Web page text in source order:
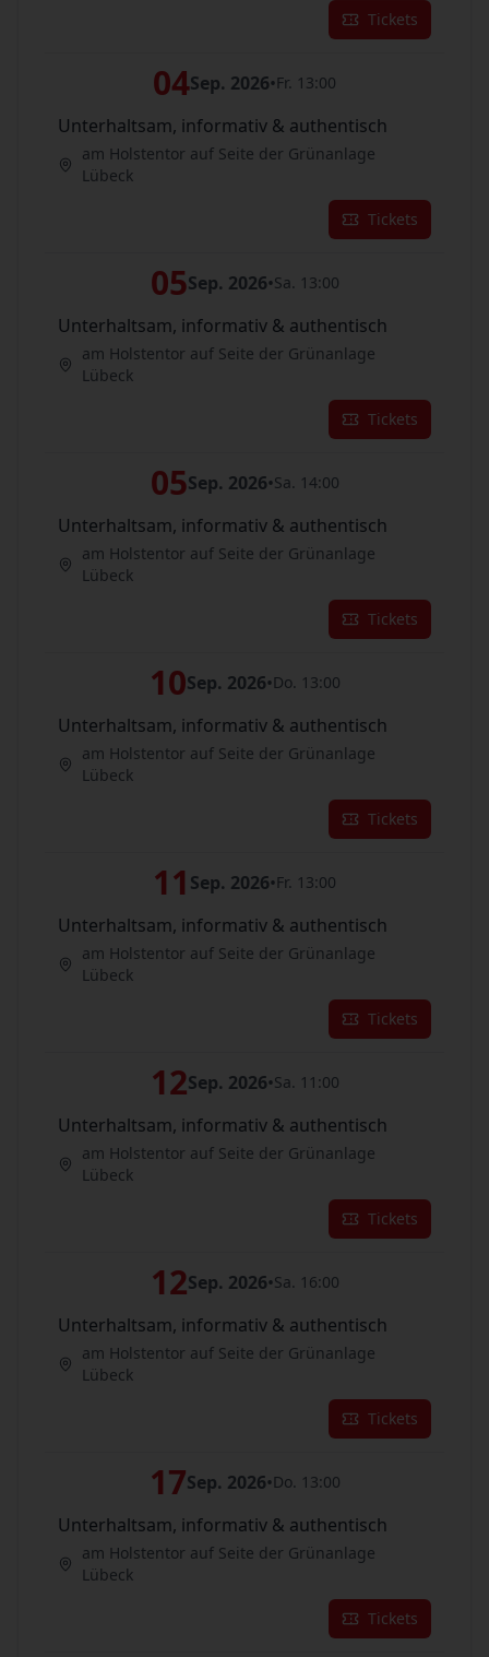
Tickets
04Sep. 2026•Fr. 13:00
Unterhaltsam, informativ & authentisch
am Holstentor auf Seite der Grünanlage
Lübeck
Tickets
05Sep. 2026•Sa. 13:00
Unterhaltsam, informativ & authentisch
am Holstentor auf Seite der Grünanlage
Lübeck
Tickets
05Sep. 2026•Sa. 14:00
Unterhaltsam, informativ & authentisch
am Holstentor auf Seite der Grünanlage
Lübeck
Tickets
10Sep. 2026•Do. 13:00
Unterhaltsam, informativ & authentisch
am Holstentor auf Seite der Grünanlage
Lübeck
Tickets
11 Sep. 2026•Fr. 13:00
Unterhaltsam, informativ & authentisch
am Holstentor auf Seite der Grünanlage
Lübeck
Tickets
12Sep. 2026•Sa. 11:00
Unterhaltsam, informativ & authentisch
am Holstentor auf Seite der Grünanlage
Lübeck
Tickets
12Sep. 2026•Sa. 16:00
Unterhaltsam, informativ & authentisch
am Holstentor auf Seite der Grünanlage
Lübeck
Tickets
17Sep. 2026•Do. 13:00
Unterhaltsam, informativ & authentisch
am Holstentor auf Seite der Grünanlage
Lübeck
Tickets